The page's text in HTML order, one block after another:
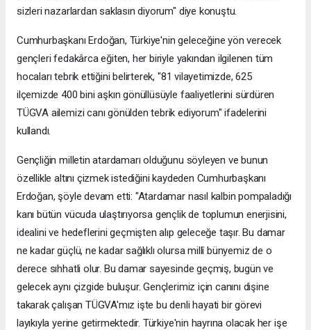
sizleri nazarlardan saklasın diyorum" diye konuştu.
Cumhurbaşkanı Erdoğan, Türkiye'nin geleceğine yön verecek
gençleri fedakârca eğiten, her biriyle yakından ilgilenen tüm
hocaları tebrik ettiğini belirterek, "81 vilayetimizde, 625
ilçemizde 400 bini aşkın gönüllüsüyle faaliyetlerini sürdüren
TÜGVA ailemizi canı gönülden tebrik ediyorum" ifadelerini
kullandı.
Gençliğin milletin atardamarı olduğunu söyleyen ve bunun
özellikle altını çizmek istediğini kaydeden Cumhurbaşkanı
Erdoğan, şöyle devam etti: "Atardamar nasıl kalbin pompaladığı
kanı bütün vücuda ulaştırıyorsa gençlik de toplumun enerjisini,
idealini ve hedeflerini geçmişten alıp geleceğe taşır. Bu damar
ne kadar güçlü, ne kadar sağlıklı olursa millî bünyemiz de o
derece sıhhatli olur. Bu damar sayesinde geçmiş, bugün ve
gelecek aynı çizgide buluşur. Gençlerimiz için canını dişine
takarak çalışan TÜGVA'mız işte bu denli hayati bir görevi
layıkıyla yerine getirmektedir. Türkiye'nin hayrına olacak her işe